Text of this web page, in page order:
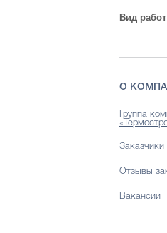
Вид
О
Группа
Заказчики
Отзывы
Вакансии